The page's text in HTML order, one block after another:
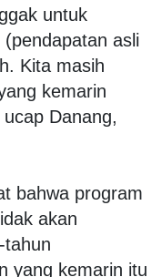
untuk
asli
Kita masih
kemarin
Danang,
bahwa program
akan
tahun
yang kemarin itu